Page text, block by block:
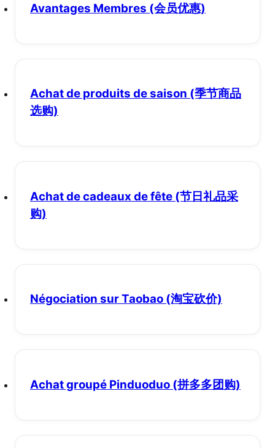
Avantages Membres (会员优惠)
Achat de produits de saison (季节商品
选购)
Achat de cadeaux de fête (节日礼品采
购)
Négociation sur Taobao (淘宝砍价)
Achat groupé Pinduoduo (拼多多团购)